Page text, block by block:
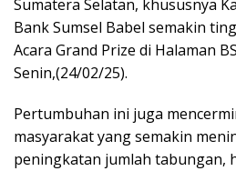
Sumatera Selatan, khususnya
Bank Sumsel Babel semakin
Acara Grand Prize di Halaman
Senin,(24/02/25).
Pertumbuhan ini juga
masyarakat yang semakin
peningkatan jumlah tabungan,